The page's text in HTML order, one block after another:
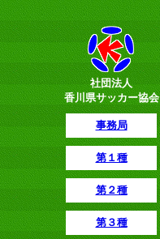
社団法人
香川県サッカー協会
事務局
第１種
第２種
第３種